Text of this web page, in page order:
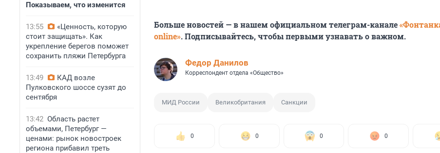
Показываем, что изменится
13:55
«Ценность, которую
стоит защищать». Как
укрепление берегов поможет
сохранить пляжи Петербурга
13:49
КАД возле
Пулковского шоссе сузят до
сентября
13:42 Область растет
объемами, Петербург —
ценами: рынок новостроек
региона прибавил треть
Больше новостей — в нашем официальном телеграм-канале
online». Подписывайтесь, чтобы первыми узнавать о важном.
Федор Данилов
Корреспондент отдела «Общество»
МИД России Великобритания Санкции
0 0 0 0